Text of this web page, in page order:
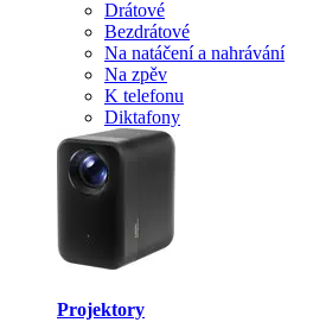
Drátové
Bezdrátové
Na natáčení a nahrávání
Na zpěv
K telefonu
Diktafony
Projektory